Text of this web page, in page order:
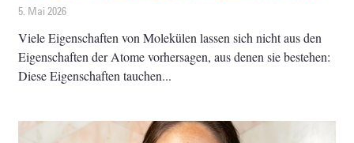
5. Mai 2026
Viele Eigenschaften von Molekülen lassen sich nicht aus den
Eigenschaften der Atome vorhersagen, aus denen sie bestehen:
Diese Eigenschaften tauchen